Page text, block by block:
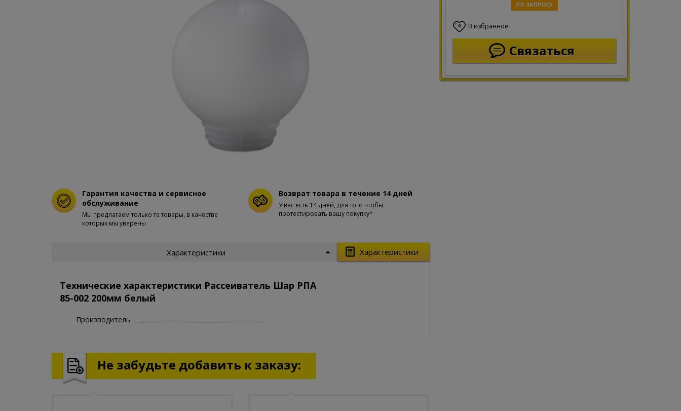
ПО ЗАПРОСУ
0 В избранное
Связаться
Гарантия качества и сервисное
обслуживание
Мы предлагаем только те товары, в качестве
которых мы уверены
Возврат товара в течение 14 дней
У вас есть 14 дней, для того чтобы
протестировать вашу покупку*
Характеристики
Характеристики
Технические характеристики Рассеиватель Шар РПА
85-002 200мм белый
Производитель
Не забудьте добавить к заказу: